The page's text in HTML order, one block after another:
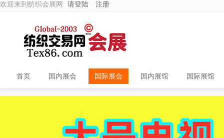
欢迎来到纺织会展网 请登陆 注册
首页 国内展会 国际展会 国内展馆 国际展馆